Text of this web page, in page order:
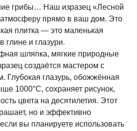
грибы… Наш изразец «Лесной
атмосферу прямо в ваш дом. Это
плитка — это маленькая
глине и глазури.
шляпка, мягкие природные
создаётся мастером с
Глубокая глазурь, обожжённая
1000°C, сохраняет рисунок,
цвета на десятилетия. Этот
но и эффективно
вы планируете использовать